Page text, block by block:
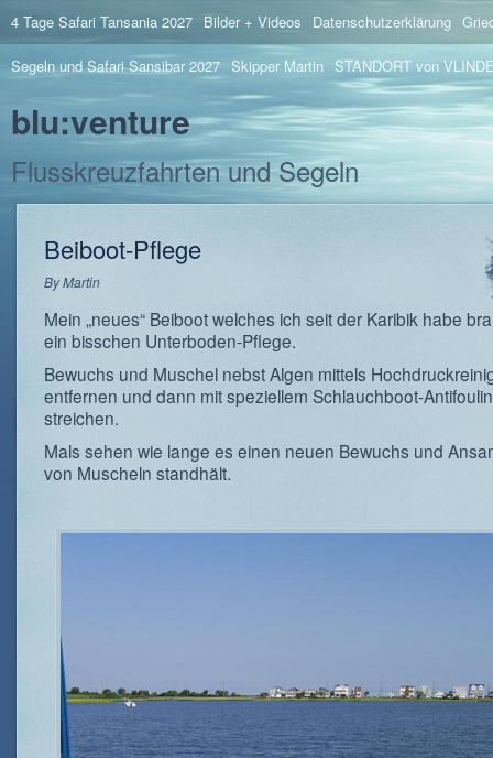
4 Tage Safari Tansania 2027 Bilder + Videos Datenschutzerklärung
Segeln und Safari Sansibar 2027 Skipper Martin STANDORT von
blu:venture
Flusskreuzfahrten und Segeln
Beiboot-Pflege
ByMartin
Mein „neues“ Beiboot welches ich seit der Karibik habe
ein bisschen Unterboden-Pflege.
Bewuchs und Muschel nebst Algen mittels
entfernen und dann mit speziellem Schlauchboot-
streichen.
Mals sehen wie lange es einen neuen Bewuchs und
von Muscheln standhält.